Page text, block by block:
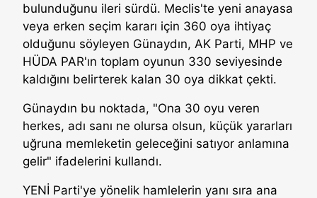
bulunduğunu ileri sürdü. Meclis'te yeni anayasa
veya erken seçim kararı için 360 oya ihtiyaç
olduğunu söyleyen Günaydın, AK Parti, MHP ve
HÜDA PAR'ın toplam oyunun 330 seviyesinde
kaldığını belirterek kalan 30 oya dikkat çekti.
Günaydın bu noktada, "Ona 30 oyu veren
herkes, adı sanı ne olursa olsun, küçük yararları
uğruna memleketin geleceğini satıyor anlamına
gelir" ifadelerini kullandı.
YENİ Parti'ye yönelik hamlelerin yanı sıra ana